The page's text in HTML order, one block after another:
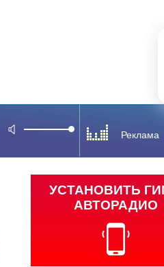
Реклама
УСТАНОВИТЬ
АВТОРАДИО